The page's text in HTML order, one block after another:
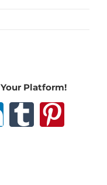
Platform!
Tumblr